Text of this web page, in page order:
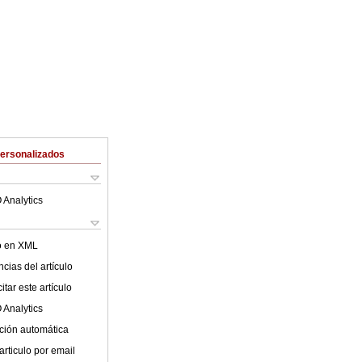
Analytics
en XML
del artículo
este artículo
Analytics
automática
por email